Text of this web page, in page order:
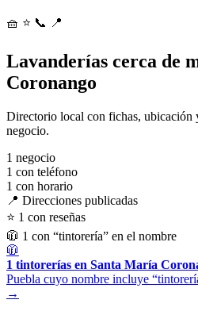
🧺 ⭐ 📞 📍
Lavanderías cerca de
Coronango
Directorio local con fichas, ubicación
negocio.
1 negocio
1 con teléfono
1 con horario
📍 Direcciones publicadas
⭐ 1 con reseñas
🧥 1 con “tintorería” en el nombre
🧥
1 tintorerías en Santa María
Puebla cuyo nombre incluye
→